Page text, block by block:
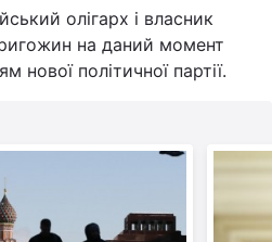
олігарх і власник
на даний момент
нової політичної партії.